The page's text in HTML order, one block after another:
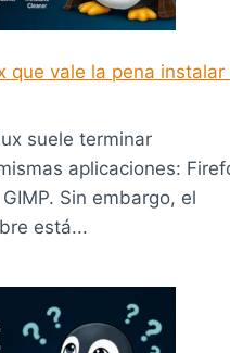
que vale la pena instalar
suele terminar
aplicaciones:
Sin embargo, el
está...